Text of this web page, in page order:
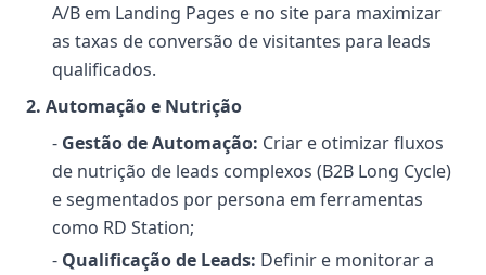
A/B em Landing Pages e no site para maximizar
as taxas de conversão de visitantes para leads
qualificados.
2. Automação e Nutrição
- Gestão de Automação: Criar e otimizar fluxos
de nutrição de leads complexos (B2B Long Cycle)
e segmentados por persona em ferramentas
como RD Station;
- Qualificação de Leads: Definir e monitorar a